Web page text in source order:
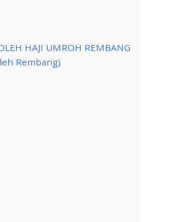
HAJI UMROH REMBANG
Rembang)